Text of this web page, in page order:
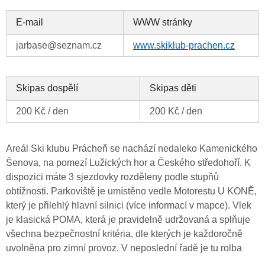
E-mail WWW stránky
jarbase@seznam.cz www.skiklub-prachen.cz
Skipas dospělí Skipas děti
200 Kč / den 200 Kč / den
Areál Ski klubu Prácheň se nachází nedaleko Kamenického
Šenova, na pomezí Lužických hor a Českého středohoří. K
dispozici máte 3 sjezdovky rozděleny podle stupňů
obtížnosti. Parkoviště je umístěno vedle Motorestu U KONĚ,
který je přilehlý hlavní silnici (více informací v mapce). Vlek
je klasická POMA, která je pravidelně udržovaná a splňuje
všechna bezpečnostní kritéria, dle kterých je každoročně
uvolněna pro zimní provoz. V neposlední řadě je tu rolba